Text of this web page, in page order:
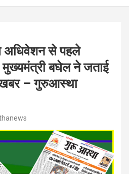
अधिवेशन से पहले
बघेल ने जताई
खबर – गुरुआस्था